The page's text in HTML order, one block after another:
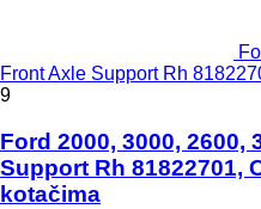
Front Axle Support Rh
9
Ford 2000, 3000, 2600,
Support Rh 81822701,
kotačima